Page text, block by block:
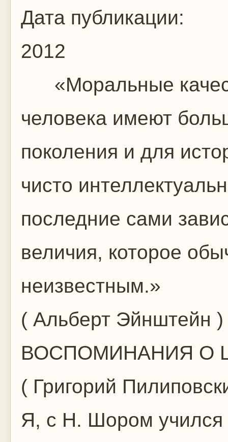
Дата публикации:
2012
«Моральные
человека имеют
поколения и для
чисто
последние сами
величия, которое
неизвестным.»
( Альберт Эйнштейн )
ВОСПОМИНАНИЯ О
( Григорий
Я, с Н. Шором учился